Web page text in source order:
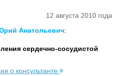
12 августа 2010 года
Анатольевич:
сердечно-сосудистой
о консультанте